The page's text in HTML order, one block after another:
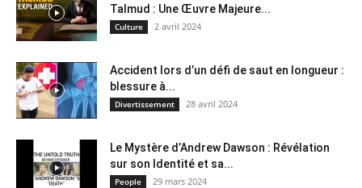
Talmud : Une Œuvre Majeure...
Culture 2 avril 2024
Accident lors d’un défi de saut en longueur :
blessure à...
Divertissement 28 avril 2024
Le Mystère d’Andrew Dawson : Révélation
sur son Identité et sa...
People 29 mars 2024